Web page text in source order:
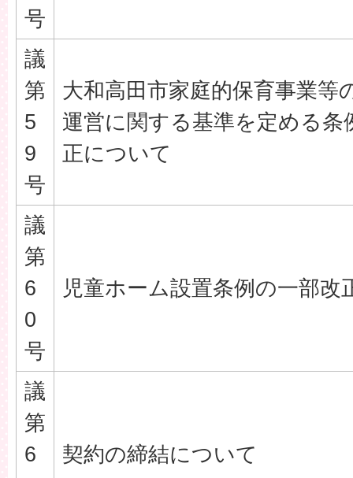
号
議
第
5
9
号
大和高田市家庭的保育事業等
運営に関する基準を定める条
正について
議
第
6
0
号
児童ホーム設置条例の一部改
議
第
6
契約の締結について